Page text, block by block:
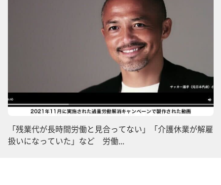
「残業代が長時間労働と見合ってない」「介護休業が解雇
扱いになっていた」など 労働...